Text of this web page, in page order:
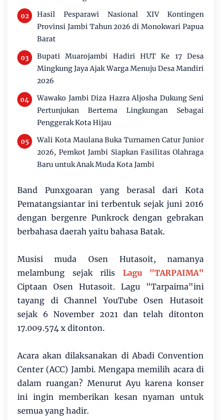
Hasil Pesparawi Nasional XIV Kontingen
Provinsi Jambi Tahun 2026 di Monokwari Papua
Barat
Bupati Muarojambi Hadiri HUT Ke 17 Desa
Mingkung Jaya Ajak Warga Menuju Desa Mandiri
2026
Wawako Jambi Diza Hazra Aljosha Dukung Seni
Pertunjukan Bertema Lingkungan Sebagai
Penggerak Kota Hijau
Wali Kota Maulana Buka Turnamen Catur Junior
2026, Pemkot Jambi Siapkan Fasilitas Olahraga
Baru untuk Anak Muda Kota Jambi
Band Punxgoaran yang berasal dari Kota
Pematangsiantar ini terbentuk sejak juni 2016
dengan bergenre Punkrock dengan gebrakan
berbahasa daerah yaitu bahasa Batak.
Musisi muda Osen Hutasoit, namanya
melambung sejak rilis Lagu "TARPAIMA"
Ciptaan Osen Hutasoit. Lagu "Tarpaima"ini
tayang di Channel YouTube Osen Hutasoit
sejak 6 November 2021 dan telah ditonton
17.009.574 x ditonton.
Acara akan dilaksanakan di Abadi Convention
Center (ACC) Jambi. Mengapa memilih acara di
dalam ruangan? Menurut Ayu karena konser
ini ingin memberikan kesan nyaman untuk
semua yang hadir.